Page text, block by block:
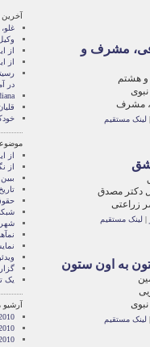
مشرف و
و هشتم
نبوی
مشرف
| لینک مستقیم
دکتر مصدق
زراعتی
| لینک مستقیم
به اون ستون
نبوی
| لینک مستقیم
از
از
در
از
از
یک
آرشیو